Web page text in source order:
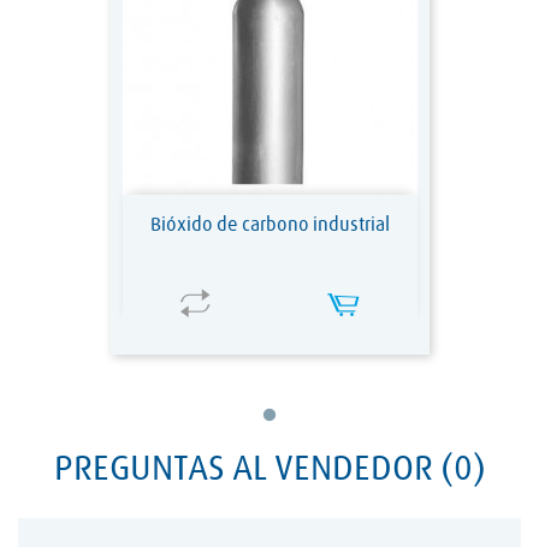
Bióxido de carbono industrial
PREGUNTAS AL VENDEDOR (0)